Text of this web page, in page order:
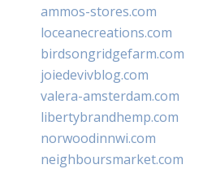
ammos-stores.com
loceanecreations.com
birdsongridgefarm.com
joiedevivblog.com
valera-amsterdam.com
libertybrandhemp.com
norwoodinnwi.com
neighboursmarket.com